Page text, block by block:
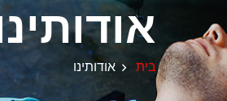
בית אודותינו